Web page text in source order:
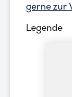
gerne zur
Legende